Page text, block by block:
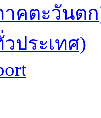
าคตะวันต
ประเทศ)